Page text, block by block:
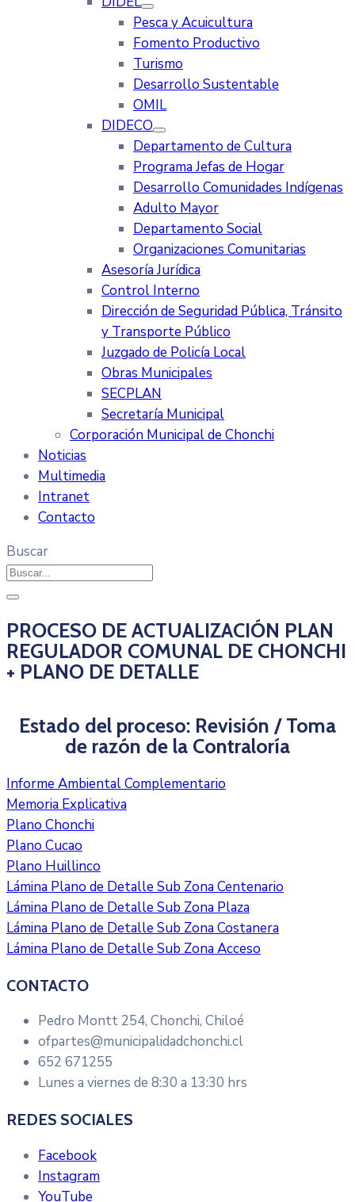
Pesca y Acuicultura
Fomento Productivo
Turismo
Desarrollo Sustentable
OMIL
DIDECO
Departamento de Cultura
Programa Jefas de Hogar
Desarrollo Comunidades Indígenas
Adulto Mayor
Departamento Social
Organizaciones Comunitarias
Asesoría Jurídica
Control Interno
Dirección de Seguridad Pública, Tránsito
y Transporte Público
Juzgado de Policía Local
Obras Municipales
SECPLAN
Secretaría Municipal
Corporación Municipal de Chonchi
Noticias
Multimedia
Intranet
Contacto
Buscar
PROCESO DE ACTUALIZACIÓN PLAN
REGULADOR COMUNAL DE CHONCHI
+ PLANO DE DETALLE
Estado del proceso: Revisión / Toma
de razón de la Contraloría
Informe Ambiental Complementario
Memoria Explicativa
Plano Chonchi
Plano Cucao
Plano Huillinco
Lámina Plano de Detalle Sub Zona Centenario
Lámina Plano de Detalle Sub Zona Plaza
Lámina Plano de Detalle Sub Zona Costanera
Lámina Plano de Detalle Sub Zona Acceso
CONTACTO
Pedro Montt 254, Chonchi, Chiloé
ofpartes@municipalidadchonchi.cl
652 671255
Lunes a viernes de 8:30 a 13:30 hrs
REDES SOCIALES
Facebook
Instagram
YouTube